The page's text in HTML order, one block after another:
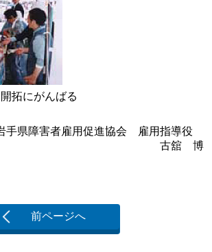
拓にがんばる
手県障害者雇用促進協会 雇用指導役
古舘 博
前ページへ